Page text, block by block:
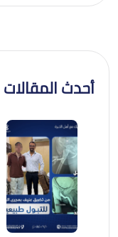
أحدث المقالات